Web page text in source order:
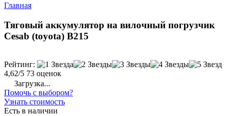
Главная
Тяговый аккумулятор на вилочный погрузчик
Cesab (toyota) B215
Рейтинг:
4,62/5 73 оценок
Загрузка...
Помочь с выбором?
Узнать стоимость
Есть в наличии